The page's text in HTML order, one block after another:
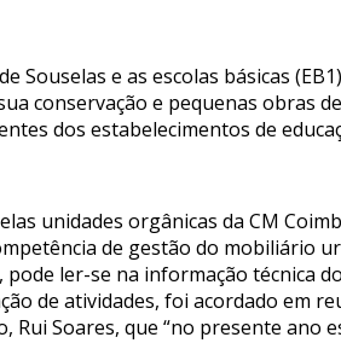
Souselas e as escolas básicas
conservação e pequenas obras
dos estabelecimentos de
unidades orgânicas da CM
de gestão do mobiliário
pode ler-se na informação técnica
de atividades, foi acordado em
Rui Soares, que “no presente